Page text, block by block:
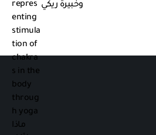
وخبيرة ريكي